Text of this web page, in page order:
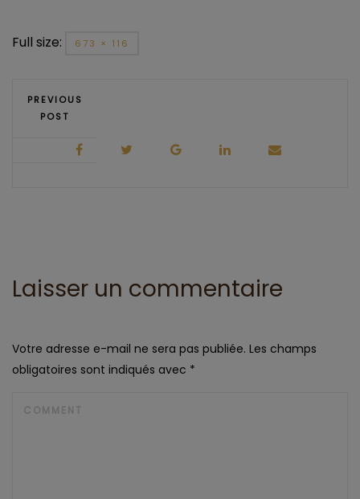
Full size: 673 × 116
PREVIOUS
POST
Laisser un commentaire
Votre adresse e-mail ne sera pas publiée. Les champs
obligatoires sont indiqués avec *